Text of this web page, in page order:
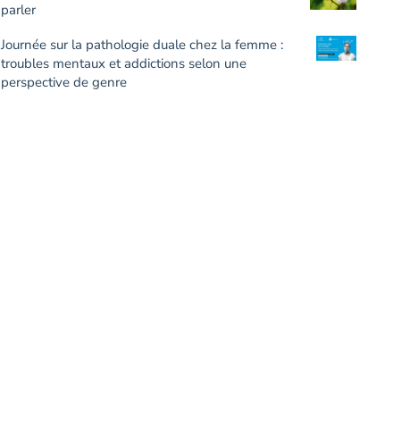
parler
Journée sur la pathologie duale chez la femme :
troubles mentaux et addictions selon une
perspective de genre